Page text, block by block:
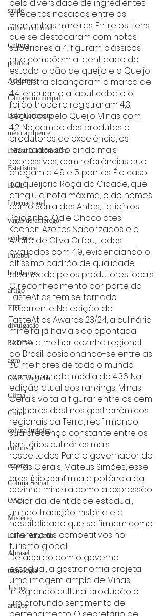
saúde
coluna criminal
Cultura
politica
Acidentes
Câmara municipal
Belo Horizonte
meio ambiente
Industria automotiva
Estatística
IBGE
Internacional
vagas de emprego
acidentes
Futebol
bombeiros
artigo
TRT
divulgação
FADIVA
agro
OAB Varginha
Clima
Crime
coluna juridica
colunista
esporte
Coluna Social
OAB
Mistério
ET de Varginha
Abrasel
tecnologia
Justiça
artigos
pela diversidade de ingredientes
e receitas nascidas entre as
montanhas mineiras. Entre os itens
que se destacaram com notas
superiores a 4, figuram clássicos
que compõem a identidade do
estado: o pão de queijo e o Queijo
Canastra alcançaram a marca de
4,4, enquanto a jabuticaba e o
feijão tropeiro registraram 4,3,
seguidos pelo Queijo Minas com
4,2. No campo dos produtos e
produtores de excelência, os
resultados são ainda mais
expressivos, com referências que
chegam a 4,9 e 5 pontos. É o caso
da queijaria Roça da Cidade, que
atingiu a nota máxima, e de nomes
como Serra das Antas, Laticínios
Paiolzinho, Odle Chocolates,
Kochen Azeites Saborizados e o
Azeite de Oliva Orfeu, todos
avaliados com 4,9, evidenciando o
altíssimo padrão de qualidade
alcançado pelos produtores locais.
O reconhecimento por parte do
TasteAtlas tem se tornado
recorrente. Na edição do
TasteAtlas Awards 23/24, a culinária
mineira já havia sido apontada
como a melhor cozinha regional
do Brasil, posicionando-se entre as
30 melhores de todo o mundo
com uma nota média de 4,36. Na
edição atual dos rankings, Minas
Gerais volta a figurar entre os cem
melhores destinos gastronômicos
regionais da Terra, reafirmando
sua presença constante entre os
territórios culinários mais
respeitados. Para o governador de
Minas Gerais, Mateus Simões, esse
prestígio confirma a potência da
cozinha mineira como a expressão
maior da identidade estadual,
unindo tradição, história e a
hospitalidade que se firmam como
diferenciais competitivos no
turismo global.
De acordo com o governo
estadual, a gastronomia projeta
uma imagem ampla de Minas,
integrando cultura, produção e
um profundo sentimento de